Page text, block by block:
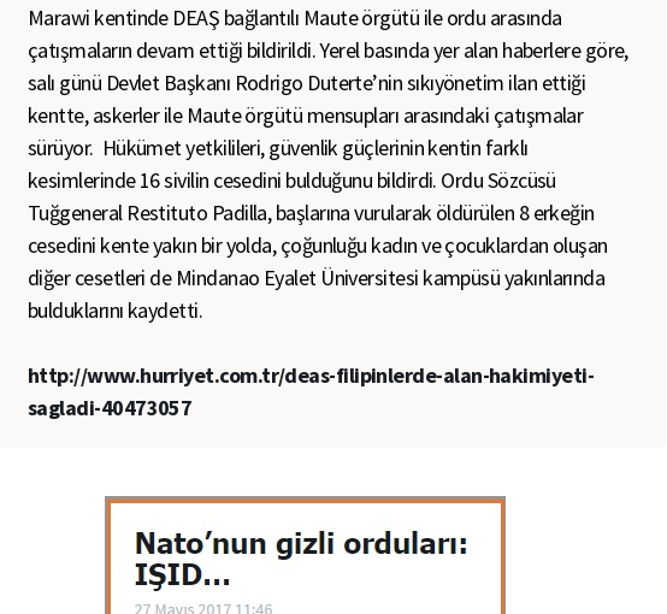
Marawi kentinde DEAŞ bağlantılı Maute örgütü ile ordu arasında
çatışmaların devam ettiği bildirildi. Yerel basında yer alan haberlere göre,
salı günü Devlet Başkanı Rodrigo Duterte’nin sıkıyönetim ilan ettiği
kentte, askerler ile Maute örgütü mensupları arasındaki çatışmalar
sürüyor. Hükümet yetkilileri, güvenlik güçlerinin kentin farklı
kesimlerinde 16 sivilin cesedini bulduğunu bildirdi. Ordu Sözcüsü
Tuğgeneral Restituto Padilla, başlarına vurularak öldürülen 8 erkeğin
cesedini kente yakın bir yolda, çoğunluğu kadın ve çocuklardan oluşan
diğer cesetleri de Mindanao Eyalet Üniversitesi kampüsü yakınlarında
bulduklarını kaydetti.
http://www.hurriyet.com.tr/deas-filipinlerde-alan-hakimiyeti-
sagladi-40473057